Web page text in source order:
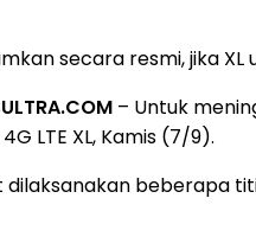
secara resmi, jika
– Untuk
LTE XL, Kamis (7/9).
beberapa